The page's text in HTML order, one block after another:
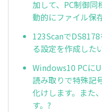
加して、PC制御
動的にファイル保
123Scanで
る設定を作成した
Windows10 PCに
読み取りで特殊記
化けします。また
す。?